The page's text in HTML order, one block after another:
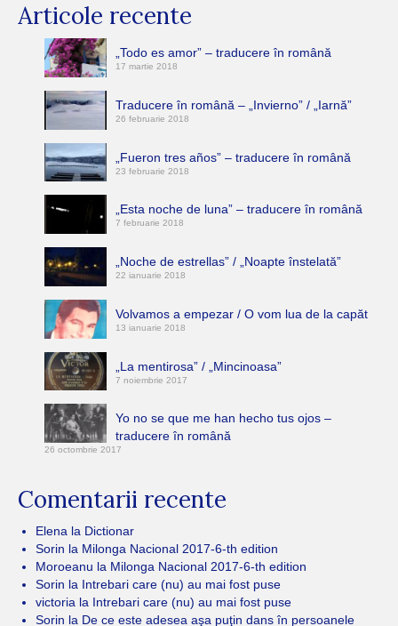
Articole recente
„Todo es amor” – traducere în română
17 martie 2018
Traducere în română – „Invierno” / „Iarnă”
26 februarie 2018
„Fueron tres años” – traducere în română
23 februarie 2018
„Esta noche de luna” – traducere în română
7 februarie 2018
„Noche de estrellas” / „Noapte înstelată”
22 ianuarie 2018
Volvamos a empezar / O vom lua de la capăt
13 ianuarie 2018
„La mentirosa” / „Mincinoasa”
7 noiembrie 2017
Yo no se que me han hecho tus ojos –
traducere în română
26 octombrie 2017
Comentarii recente
Elena la Dictionar
Sorin la Milonga Nacional 2017-6-th edition
Moroeanu la Milonga Nacional 2017-6-th edition
Sorin la Intrebari care (nu) au mai fost puse
victoria la Intrebari care (nu) au mai fost puse
Sorin la De ce este adesea aşa puţin dans în persoanele